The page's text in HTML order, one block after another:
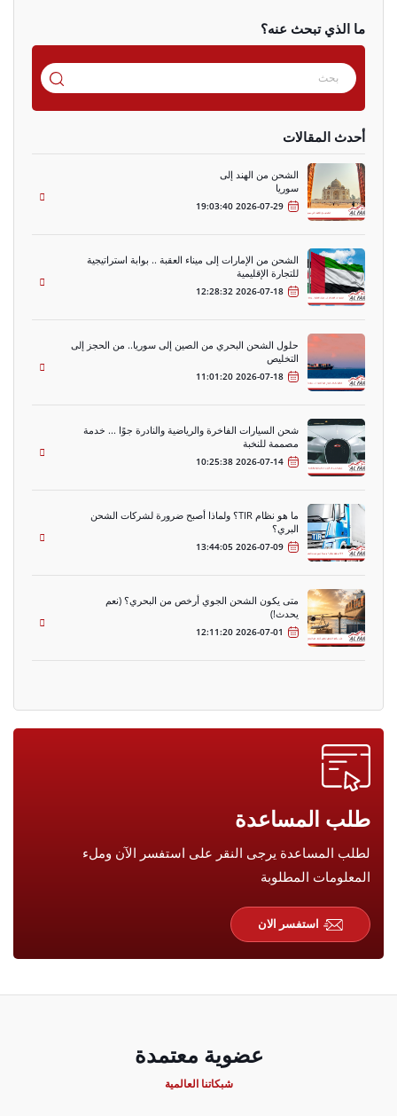
ما الذي تبحث عنه؟
أحدث المقالات
الشحن من الهند إلى
سوريا
2026-07-29 19:03:40
الشحن من الإمارات إلى ميناء العقبة .. بوابة استراتيجية
للتجارة الإقليمية
2026-07-18 12:28:32
حلول الشحن البحري من الصين إلى سوريا.. من الحجز إلى
التخليص
2026-07-18 11:01:20
شحن السيارات الفاخرة والرياضية والنادرة جوًا ... خدمة
مصممة للنخبة
2026-07-14 10:25:38
ما هو نظام TIR؟ ولماذا أصبح ضرورة لشركات الشحن
البري؟
2026-07-09 13:44:05
متى يكون الشحن الجوي أرخص من البحري؟ (نعم
يحدث!)
2026-07-01 12:11:20
طلب المساعدة
لطلب المساعدة يرجى النقر على استفسر الآن وملء
المعلومات المطلوبة
استفسر الان
عضوية معتمدة
شبكاتنا العالمية